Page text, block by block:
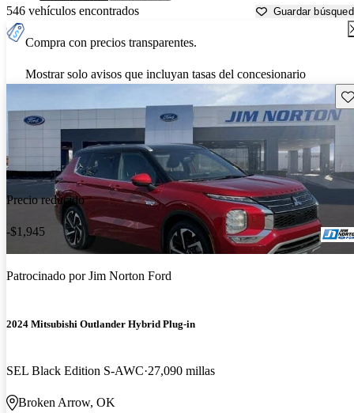
546 vehículos encontrados Guardar
Compra con precios transparentes.
Mostrar solo avisos que incluyan tasas del concesionario
Precio reducido
-$1,945
Patrocinado porJim Norton Ford
2024 Mitsubishi Outlander Hybrid Plug-in
SEL Black Edition S-AWC 27,090 millas
Broken Arrow, OK